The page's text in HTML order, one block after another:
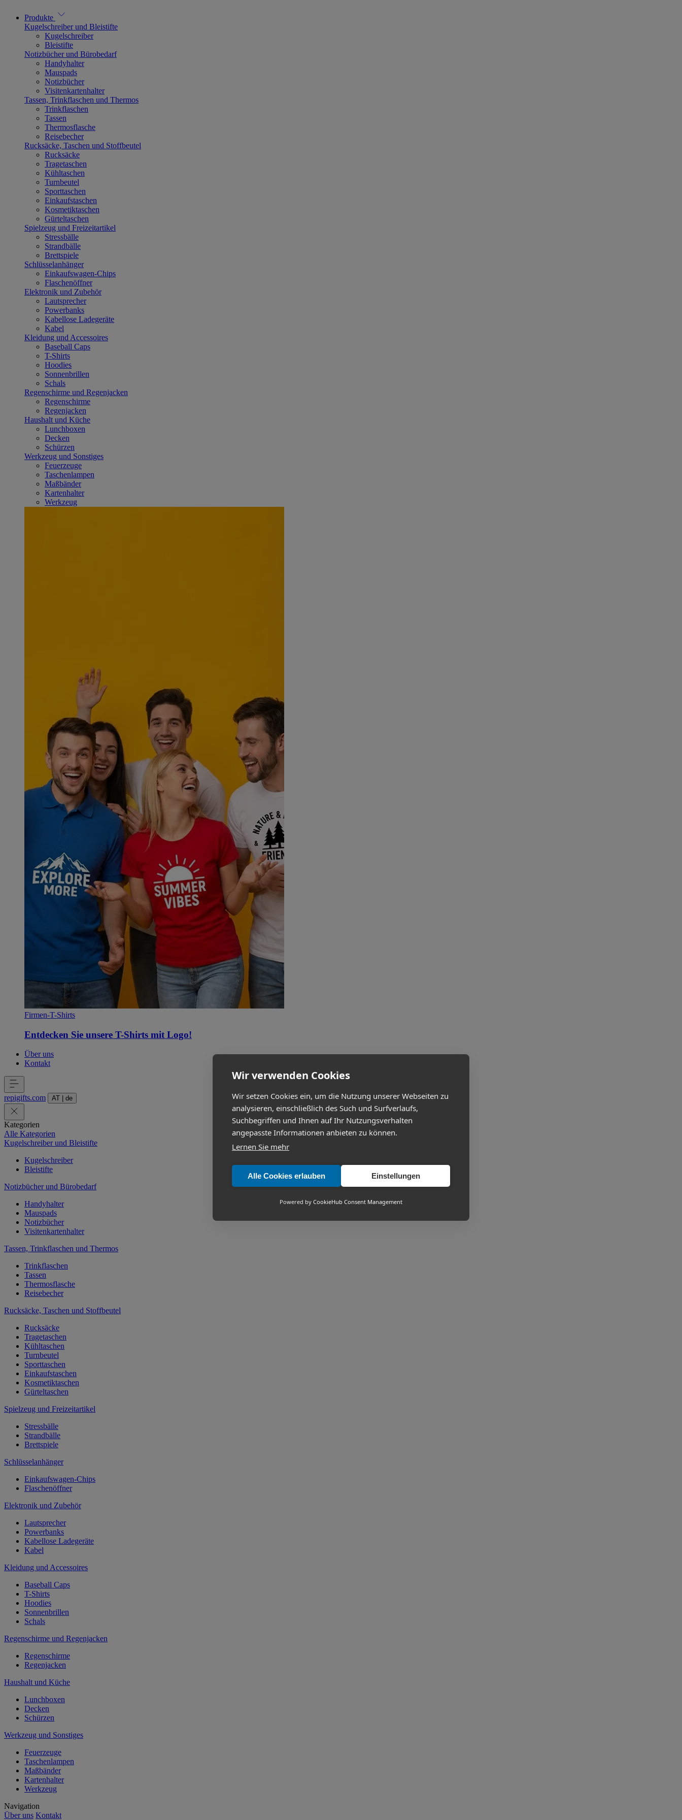
Wir verwenden Cookies
Wir setzen Cookies ein, um die Nutzung unserer Webseiten zu
analysieren, einschließlich des Such und Surfverlaufs,
Suchbegriffen und Ihnen auf Ihr Nutzungsverhalten
angepasste Informationen anbieten zu können.
Lernen Sie mehr
Alle Cookies erlauben Einstellungen
Powered by CookieHub Consent Management
Produkte
Kugelschreiber und Bleistifte
Kugelschreiber
Bleistifte
Notizbücher und Bürobedarf
Handyhalter
Mauspads
Notizbücher
Visitenkartenhalter
Tassen, Trinkflaschen und Thermos
Trinkflaschen
Tassen
Thermosflasche
Reisebecher
Rucksäcke, Taschen und Stoffbeutel
Rucksäcke
Tragetaschen
Kühltaschen
Turnbeutel
Sporttaschen
Einkaufstaschen
Kosmetiktaschen
Gürteltaschen
Spielzeug und Freizeitartikel
Stressbälle
Strandbälle
Brettspiele
Schlüsselanhänger
Einkaufswagen-Chips
Flaschenöffner
Elektronik und Zubehör
Lautsprecher
Powerbanks
Kabellose Ladegeräte
Kabel
Kleidung und Accessoires
Baseball Caps
T-Shirts
Hoodies
Sonnenbrillen
Schals
Regenschirme und Regenjacken
Regenschirme
Regenjacken
Haushalt und Küche
Lunchboxen
Decken
Schürzen
Werkzeug und Sonstiges
Feuerzeuge
Taschenlampen
Maßbänder
Kartenhalter
Werkzeug
Firmen-T-Shirts
Entdecken Sie unsere T-Shirts mit Logo!
Über uns
Kontakt
repigifts.com AT de
Kategorien
Alle Kategorien
Kugelschreiber und Bleistifte
Kugelschreiber
Bleistifte
Notizbücher und Bürobedarf
Handyhalter
Mauspads
Notizbücher
Visitenkartenhalter
Tassen, Trinkflaschen und Thermos
Trinkflaschen
Tassen
Thermosflasche
Reisebecher
Rucksäcke, Taschen und Stoffbeutel
Rucksäcke
Tragetaschen
Kühltaschen
Turnbeutel
Sporttaschen
Einkaufstaschen
Kosmetiktaschen
Gürteltaschen
Spielzeug und Freizeitartikel
Stressbälle
Strandbälle
Brettspiele
Schlüsselanhänger
Einkaufswagen-Chips
Flaschenöffner
Elektronik und Zubehör
Lautsprecher
Powerbanks
Kabellose Ladegeräte
Kabel
Kleidung und Accessoires
Baseball Caps
T-Shirts
Hoodies
Sonnenbrillen
Schals
Regenschirme und Regenjacken
Regenschirme
Regenjacken
Haushalt und Küche
Lunchboxen
Decken
Schürzen
Werkzeug und Sonstiges
Feuerzeuge
Taschenlampen
Maßbänder
Kartenhalter
Werkzeug
Navigation
Über uns Kontakt